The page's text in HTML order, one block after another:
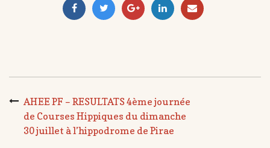
AHEE PF – RESULTATS 4ème journée
de Courses Hippiques du dimanche
30 juillet à l’hippodrome de Pirae